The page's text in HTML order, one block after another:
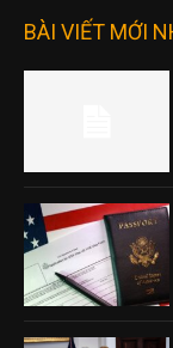
BÀI VIẾT MỚI